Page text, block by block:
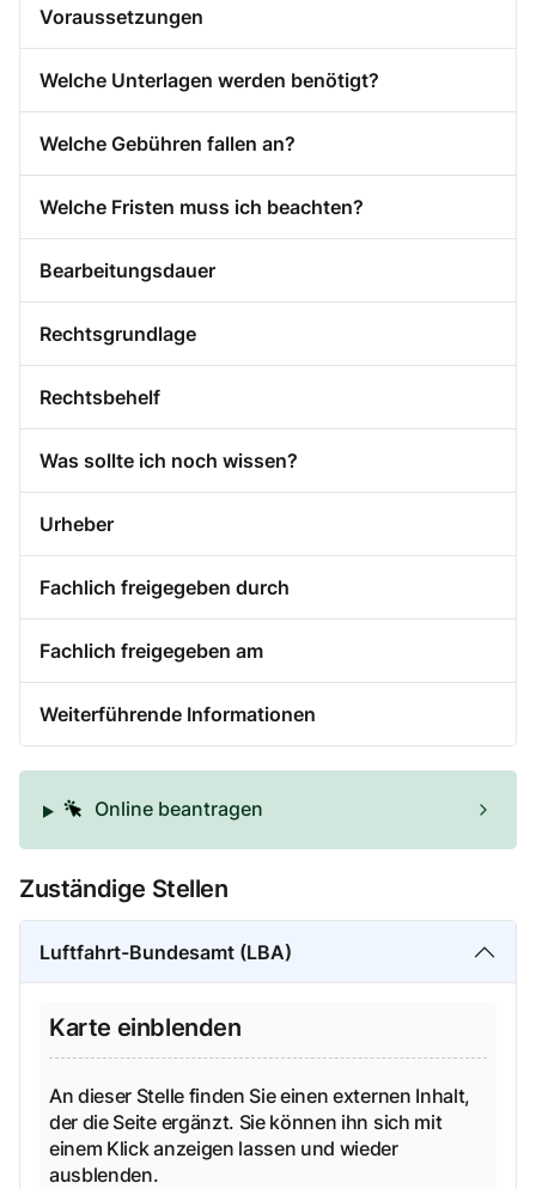
Voraussetzungen
Welche Unterlagen werden benötigt?
Welche Gebühren fallen an?
Welche Fristen muss ich beachten?
Bearbeitungsdauer
Rechtsgrundlage
Rechtsbehelf
Was sollte ich noch wissen?
Urheber
Fachlich freigegeben durch
Fachlich freigegeben am
Weiterführende Informationen
Online beantragen
Zuständige Stellen
Luftfahrt-Bundesamt (LBA)
Karte einblenden
An dieser Stelle finden Sie einen externen Inhalt,
der die Seite ergänzt. Sie können ihn sich mit
einem Klick anzeigen lassen und wieder
ausblenden.